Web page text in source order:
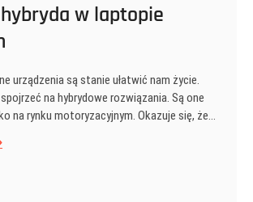
w laptopie
urządzenia są stanie ułatwić nam życie.
na hybrydowe rozwiązania. Są one
na rynku motoryzacyjnym. Okazuje się, że…